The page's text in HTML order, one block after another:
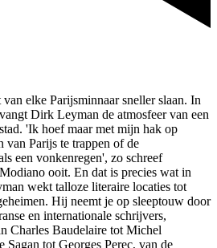
van elke Parijsminnaar sneller slaan. In
Dirk Leyman de atmosfeer van een
'Ik hoef maar met mijn hak op
van Parijs te trappen of de
een vonkenregen', zo schreef
ooit. En dat is precies wat in
wekt talloze literaire locaties tot
Hij neemt je op sleeptouw door
en internationale schrijvers,
Charles Baudelaire tot Michel
Sagan tot Georges Perec, van de